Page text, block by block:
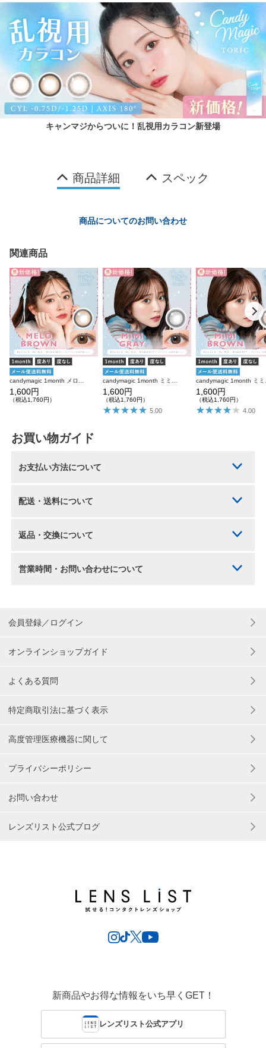
キャンマジからついに！乱視用カラコン新登場
商品詳細 スペック
商品についてのお問い合わせ
関連商品
1,600円
（税込1,760円）
1,600円
（税込1,760円）
5.00
1,600円
（税込1,760円）
4.00
お買い物ガイド
お支払い方法について
配送・送料について
返品・交換について
営業時間・お問い合わせについて
会員登録／ログイン
オンラインショップガイド
よくある質問
特定商取引法に基づく表示
高度管理医療機器に関して
プライバシーポリシー
お問い合わせ
レンズリスト公式ブログ
新商品やお得な情報をいち早くGET！
レンズリスト公式アプリ